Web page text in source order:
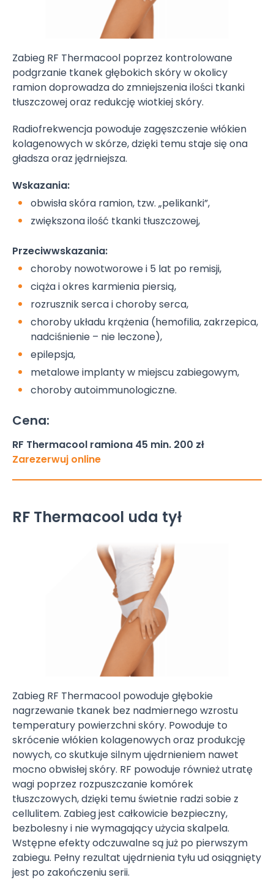
Zabieg RF Thermacool poprzez kontrolowane
podgrzanie tkanek głębokich skóry w okolicy
ramion doprowadza do zmniejszenia ilości tkanki
tłuszczowej oraz redukcję wiotkiej skóry.
Radiofrekwencja powoduje zagęszczenie włókien
kolagenowych w skórze, dzięki temu staje się ona
gładsza oraz jędrniejsza.
Wskazania:
obwisła skóra ramion, tzw. „pelikanki”,
zwiększona ilość tkanki tłuszczowej,
Przeciwwskazania:
choroby nowotworowe i 5 lat po remisji,
ciąża i okres karmienia piersią,
rozrusznik serca i choroby serca,
choroby układu krążenia (hemofilia, zakrzepica,
nadciśnienie – nie leczone),
epilepsja,
metalowe implanty w miejscu zabiegowym,
choroby autoimmunologiczne.
Cena:
RF Thermacool ramiona 45 min. 200 zł
Zarezerwuj online
RF Thermacool uda tył
Zabieg RF Thermacool powoduje głębokie
nagrzewanie tkanek bez nadmiernego wzrostu
temperatury powierzchni skóry. Powoduje to
skrócenie włókien kolagenowych oraz produkcję
nowych, co skutkuje silnym ujędrnieniem nawet
mocno obwisłej skóry. RF powoduje również utratę
wagi poprzez rozpuszczanie komórek
tłuszczowych, dzięki temu świetnie radzi sobie z
cellulitem. Zabieg jest całkowicie bezpieczny,
bezbolesny i nie wymagający użycia skalpela.
Wstępne efekty odczuwalne są już po pierwszym
zabiegu. Pełny rezultat ujędrnienia tyłu ud osiągnięty
jest po zakończeniu serii.